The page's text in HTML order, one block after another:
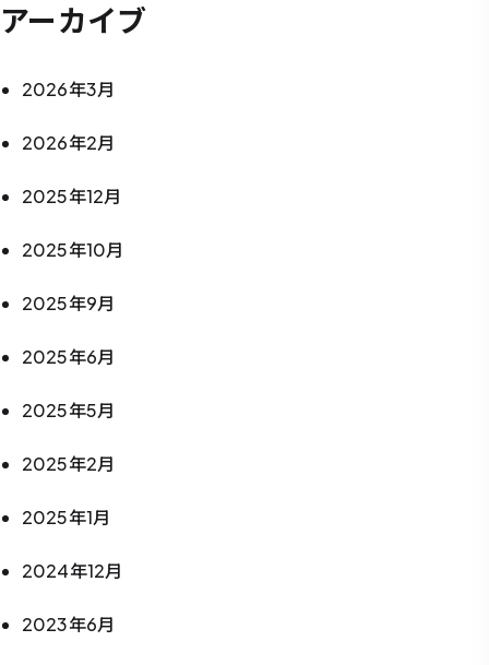
アーカイブ
2026年3月
2026年2月
2025年12月
2025年10月
2025年9月
2025年6月
2025年5月
2025年2月
2025年1月
2024年12月
2023年6月